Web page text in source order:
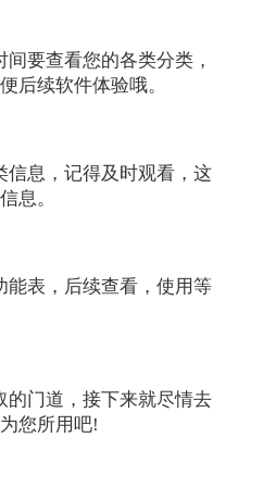
要查看您的各类分类，
后续软件体验哦。
信息，记得及时观看，这
息。
能表，后续查看，使用等
的门道，接下来就尽情去
您所用吧!